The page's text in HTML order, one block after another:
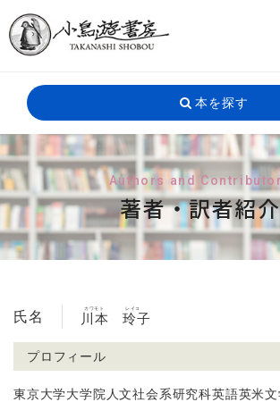
本を探す
Authors and
著者・訳者紹介
氏名 川本
カワモト
玲子
レイコ
プロフィール
東京大学大学院人文社会系研究科英語英米